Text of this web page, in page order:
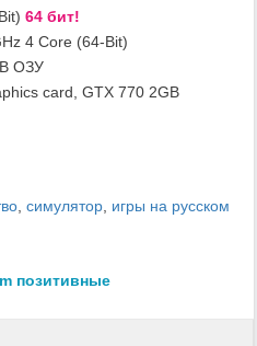
64 бит!
4 Core (64-Bit)
ОЗУ
card, GTX 770 2GB
симулятор игры на русском
позитивные